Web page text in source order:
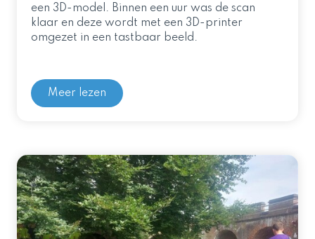
een 3D-model. Binnen een uur was de scan
klaar en deze wordt met een 3D-printer
omgezet in een tastbaar beeld.
Meer lezen